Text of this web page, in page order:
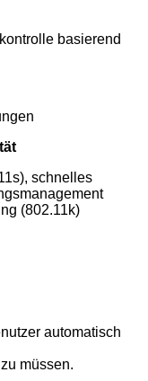
basierend
schnelles
(802.11k)
automatisch
müssen.